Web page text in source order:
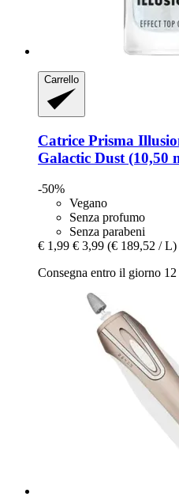
Carrello
Catrice Prisma
Galactic Dust (10,50
-50%
Vegano
Senza profumo
Senza parabeni
€ 1,99 € 3,99 (€ 189,52 / L)
Consegna entro il giorno 12